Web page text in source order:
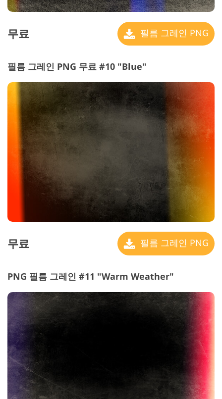
무료 필름 그레인 PNG
필름 그레인 PNG 무료 #10 "Blue"
무료 필름 그레인 PNG
PNG 필름 그레인 #11 "Warm Weather"